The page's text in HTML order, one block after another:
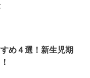
め４選！新生児期